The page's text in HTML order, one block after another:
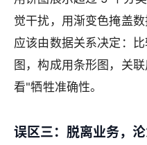
觉干扰，用渐变色掩盖
应该由数据关系决定：
图，构成用条形图，关
看"牺牲准确性。
误区三：脱离业务，